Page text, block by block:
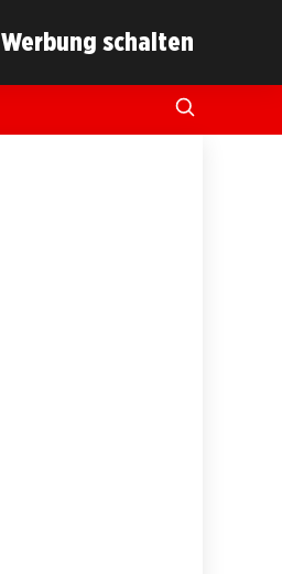
Werbung schalten